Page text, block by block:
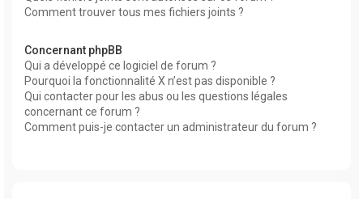
Comment trouver tous mes fichiers joints ?
Concernant phpBB
Qui a développé ce logiciel de forum ?
Pourquoi la fonctionnalité X n’est pas disponible ?
Qui contacter pour les abus ou les questions légales
concernant ce forum ?
Comment puis-je contacter un administrateur du forum ?